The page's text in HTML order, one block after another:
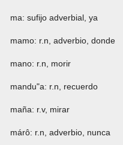
ma: sufijo adverbial, ya
mamo: r.n, adverbio, donde
mano: r.n, morir
mandu"a: r.n, recuerdo
maña: r.v, mirar
márô: r.n, adverbio, nunca